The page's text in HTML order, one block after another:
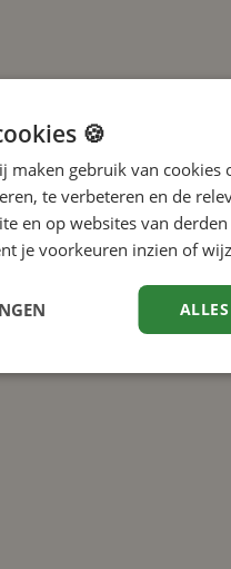
🍪
maken gebruik van cookies
te verbeteren en de
en op websites van derden
je voorkeuren inzien of